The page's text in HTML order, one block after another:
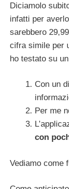
Diciamolo
infatti per
sarebbero
cifra simile per
ho testato su
Con un
Per me
con
Vediamo come